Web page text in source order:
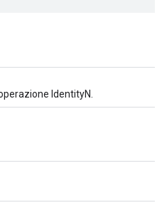
IdentityN.